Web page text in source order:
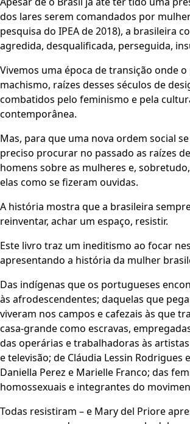
dos lares serem comandados por
pesquisa do IPEA de 2018), a brasileira
agredida, desqualificada, perseguida,
Vivemos uma época de transição onde
machismo, raízes desses séculos de
combatidos pelo feminismo e pela
contemporânea.
Mas, para que uma nova ordem social
preciso procurar no passado as raízes
homens sobre as mulheres e,
elas como se fizeram ouvidas.
A história mostra que a brasileira
reinventar, achar um espaço, resistir.
Este livro traz um ineditismo ao focar
apresentando a história da mulher
Das indígenas que os portugueses
às afrodescendentes; daquelas que
viveram nos campos e cafezais às que
casa-grande como escravas,
das operárias e trabalhadoras às
e televisão; de Cláudia Lessin Rodrigues
Daniella Perez e Marielle Franco; das
homossexuais e integrantes do
Todas resistiram – e Mary del Priore